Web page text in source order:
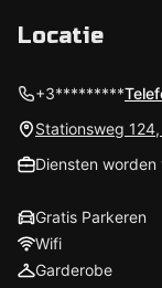
Locatie
+3*********
Stationsweg
Diensten
Gratis Parkeren
Wifi
Garderobe